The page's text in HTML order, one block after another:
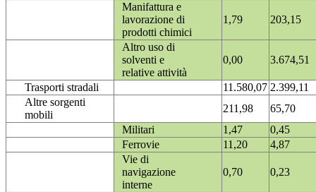
Manifattura e
lavorazione di
prodotti chimici
1,79 203,15
Altro uso di
solventi e
relative attività
0,00 3.674,51
Trasporti stradali 11.580,07 2.399,11
Altre sorgenti
mobili
211,98
65,70
Militari
1,47
0,45
Ferrovie
11,20
4,87
Vie di
navigazione
interne
0,70 0,23